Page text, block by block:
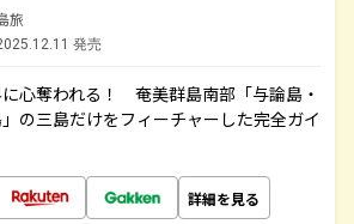
旅
発売
心奪われる！ 奄美群島南部「与論島・
の三島だけをフィーチャーした完全ガイ
詳細を見る